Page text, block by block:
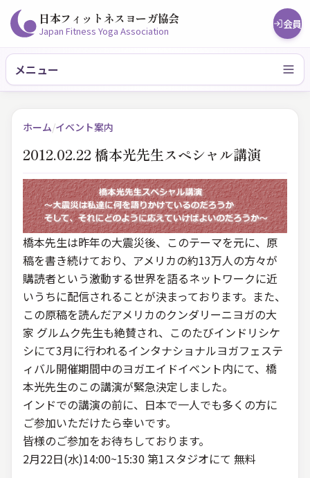
日本フィットネスヨーガ協会
Japan Fitness Yoga Association 会員
メニュー
ホーム/イベント案内
2012.02.22 橋本光先生スペシャル講演
橋本先生は昨年の大震災後、このテーマを元に、原
稿を書き続けており、アメリカの約13万人の方々が
購読者という激動する世界を語るネットワークに近
いうちに配信されることが決まっております。また、
この原稿を読んだアメリカのクンダリーニヨガの大
家 グルムク先生も絶賛され、このたびインドリシケ
シにて3月に行われるインタナショナルヨガフェステ
ィバル開催期間中のヨガエイドイベント内にて、橋
本光先生のこの講演が緊急決定しました。
インドでの講演の前に、日本で一人でも多くの方に
ご参加いただけたら幸いです。
皆様のご参加をお待ちしております。
2月22日(水)14:00~15:30 第1スタジオにて 無料